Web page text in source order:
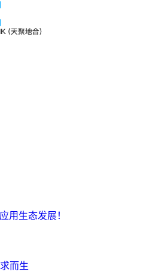
用生态发展！
而生